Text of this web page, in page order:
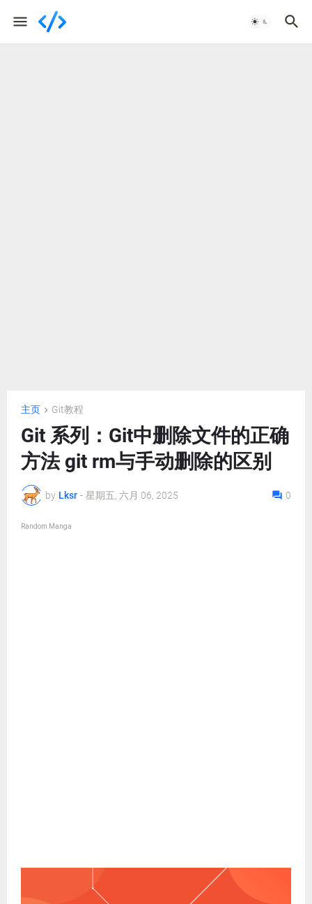
主页 Git教程
Git 系列：Git中删除文件的正确
方法 git rm与手动删除的区别
by Lksr - 星期五, 六月 06, 2025 0
Random Manga